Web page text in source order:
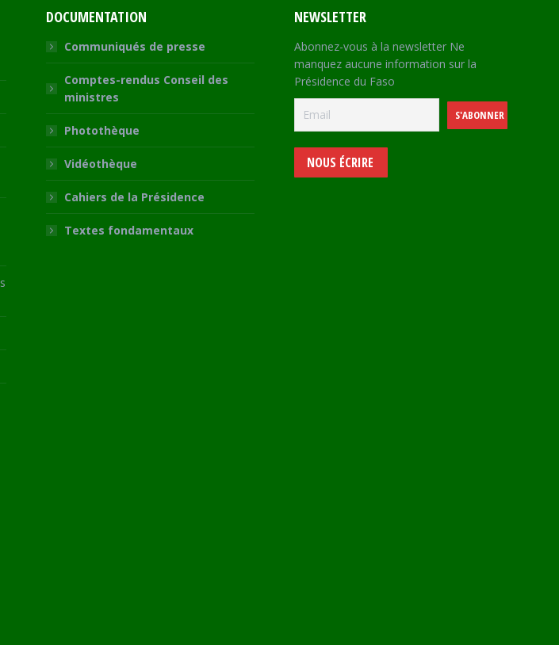
DOCUMENTATION
Communiqués de presse
Comptes-rendus Conseil des
ministres
Photothèque
Vidéothèque
Cahiers de la Présidence
Textes fondamentaux
NEWSLETTER
Abonnez-vous à la newsletter Ne
manquez aucune information sur la
Présidence du Faso
NOUS ÉCRIRE